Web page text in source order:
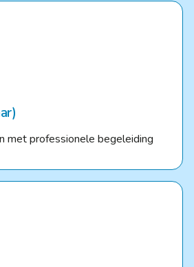
met professionele begeleiding